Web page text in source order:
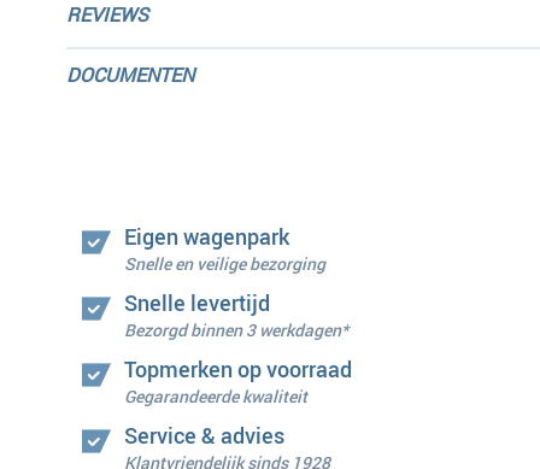
REVIEWS
DOCUMENTEN
Eigen wagenpark
Snelle en veilige bezorging
Snelle levertijd
Bezorgd binnen 3 werkdagen*
Topmerken op voorraad
Gegarandeerde kwaliteit
Service & advies
Klantvriendelijk sinds 1928